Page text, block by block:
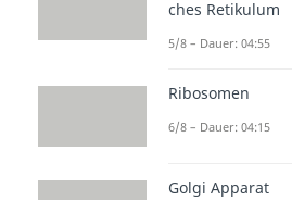
verändern.
ches Retikulum
5/8 – Dauer: 04:55
Ribosomen
6/8 – Dauer: 04:15
Golgi Apparat